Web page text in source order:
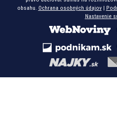
obsahu. Ochrana osobných údajov|
Nastavenie